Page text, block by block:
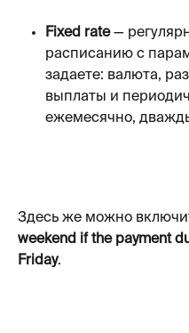
Fixed rate —
расписанию с
задаете: валюта,
выплаты и
ежемесячно,
Здесь же можно
weekend if the payment
Friday.